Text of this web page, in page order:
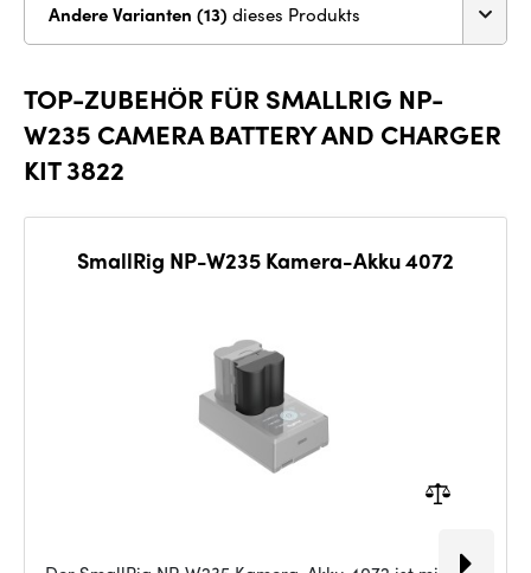
Andere Varianten (13) dieses Produkts
TOP-ZUBEHÖR FÜR SMALLRIG NP-
W235 CAMERA BATTERY AND CHARGER
KIT 3822
SmallRig NP-W235 Kamera-Akku 4072